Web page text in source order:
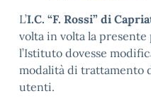
L’I.C. “F. Rossi” di
volta in volta la
l’Istituto dovesse
modalità di trattamento
utenti.